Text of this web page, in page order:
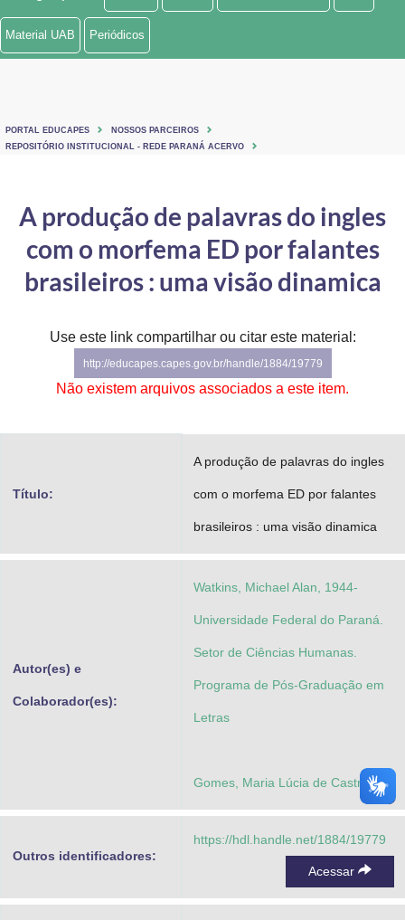
Ministério de Minas e Energia
Ministério do Turismo
Controladoria-Geral da União
Ministério da Mulher, da Família e dos Direitos Humanos
Secretaria de Governo
Gabinete de Segurança Institucional
Planalto
Material UAB Periódicos
PORTAL EDUCAPES
NOSSOS PARCEIROS
REPOSITÓRIO INSTITUCIONAL - REDE PARANÁ ACERVO
A produção de palavras do ingles
com o morfema ED por falantes
brasileiros : uma visão dinamica
Use este link compartilhar ou citar este material:
http://educapes.capes.gov.br/handle/1884/19779
Não existem arquivos associados a este item.
Título:
A produção de palavras do ingles
com o morfema ED por falantes
brasileiros : uma visão dinamica
Autor(es) e
Colaborador(es):
Watkins, Michael Alan, 1944-
Universidade Federal do Paraná.
Setor de Ciências Humanas.
Programa de Pós-Graduação em
Letras
Gomes, Maria Lúcia de Castro
Outros identificadores:
https://hdl.handle.net/1884/19779
Acessar